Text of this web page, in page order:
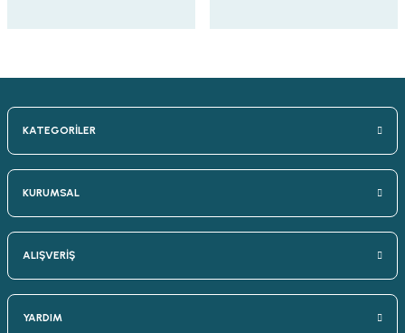
KATEGORİLER
KURUMSAL
ALIŞVERİŞ
YARDIM